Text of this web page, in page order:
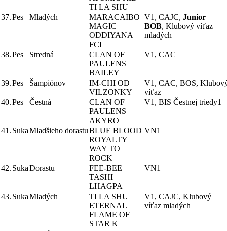
TI LA SHU
37.Pes Mladých
MARACAIBO
MAGIC
ODDIYANA
FCI
V1, CAJC, Junior
BOB, Klubový víťaz
mladých
38.Pes Stredná
CLAN OF
PAULENS
BAILEY
V1, CAC
39.Pes Šampiónov
IM-CHI OD
VILZONKY
V1, CAC, BOS,
víťaz
40.Pes Čestná
CLAN OF
PAULENS
AKYRO
V1, BIS Čestnej triedy1
41. SukaMladšieho dorastuBLUE BLOOD
ROYALTY
WAY TO
ROCK
VN1
42. SukaDorastu
FEE-BEE
TASHI
LHAGPA
VN1
43. SukaMladých
TI LA SHU
ETERNAL
FLAME OF
STAR K
V1, CAJC, Klubový
víťaz mladých